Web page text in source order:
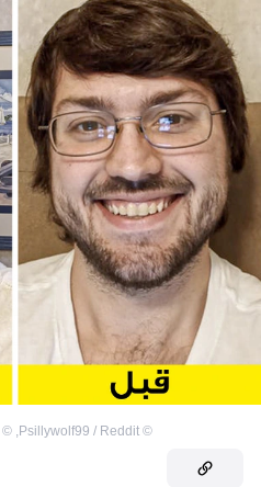
©
Psillywolf99 / Reddit
,
©